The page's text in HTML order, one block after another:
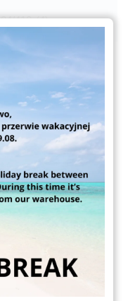
Vege(4)
24/410(4)